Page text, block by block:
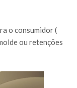
o consumidor (
ou retenções